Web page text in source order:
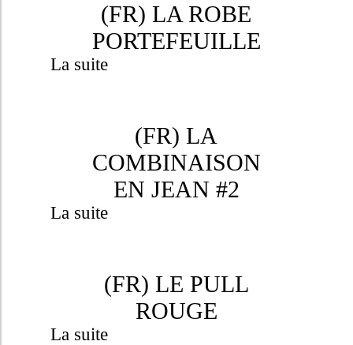
(FR) LA ROBE
PORTEFEUILLE
La suite
(FR) LA
COMBINAISON
EN JEAN #2
La suite
(FR) LE PULL
ROUGE
La suite